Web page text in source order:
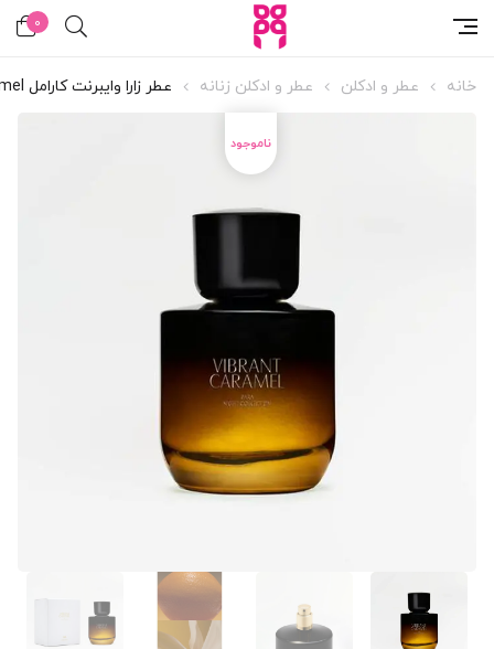
0
خانه عطر و ادکلن عطر و ادکلن زنانه عطر زارا وایبرنت کارامل Vibrant Caramel